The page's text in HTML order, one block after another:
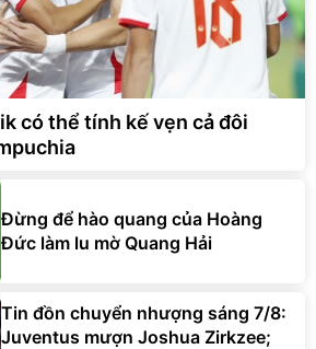
có thể tính kế vẹn cả đôi
Đừng để hào quang của Hoàng
Đức làm lu mờ Quang Hải
Tin đồn chuyển nhượng sáng 7/8:
Juventus mượn Joshua Zirkzee;